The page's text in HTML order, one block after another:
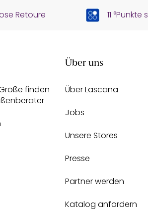
Retoure 11
finden
Über uns
Über Lascana
Jobs
Unsere Stores
Presse
Partner werden
Katalog anfordern